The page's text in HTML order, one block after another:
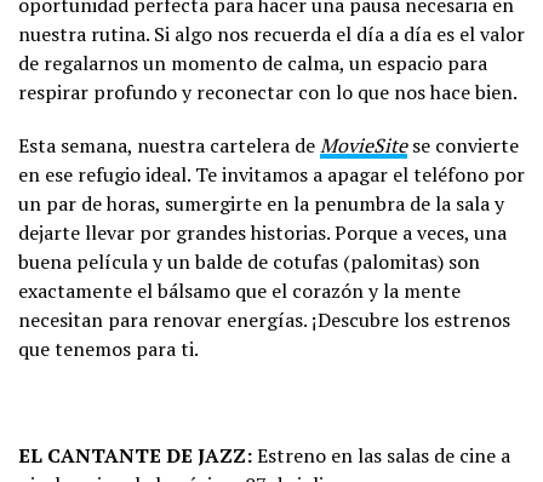
nuestra rutina. Si algo nos recuerda el día a día es el valor
de regalarnos un momento de calma, un espacio para
respirar profundo y reconectar con lo que nos hace bien.
Esta semana, nuestra cartelera deMovieSitese convierte
en ese refugio ideal. Te invitamos a apagar el teléfono por
un par de horas, sumergirte en la penumbra de la sala y
dejarte llevar por grandes historias. Porque a veces, una
buena película y un balde de cotufas (palomitas) son
exactamente el bálsamo que el corazón y la mente
necesitan para renovar energías. ¡Descubre los estrenos
que tenemos para ti.
EL CANTANTE DE JAZZ:Estreno en las salas de cine a